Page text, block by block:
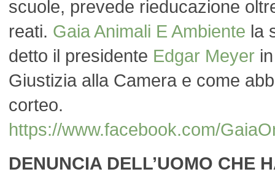
scuole, prevede rieducazione
reati. Gaia Animali E Ambiente la
detto il presidente Edgar Meyer
Giustizia alla Camera e come
corteo.
https://www.facebook.com/
DENUNCIA DELL’UOMO CHE